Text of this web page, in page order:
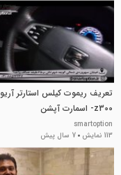
تعریف ریموت کیلس استارتر آریو
z300- اسمارت آپشن
smartoption
113 نمایش
7 سال پیش